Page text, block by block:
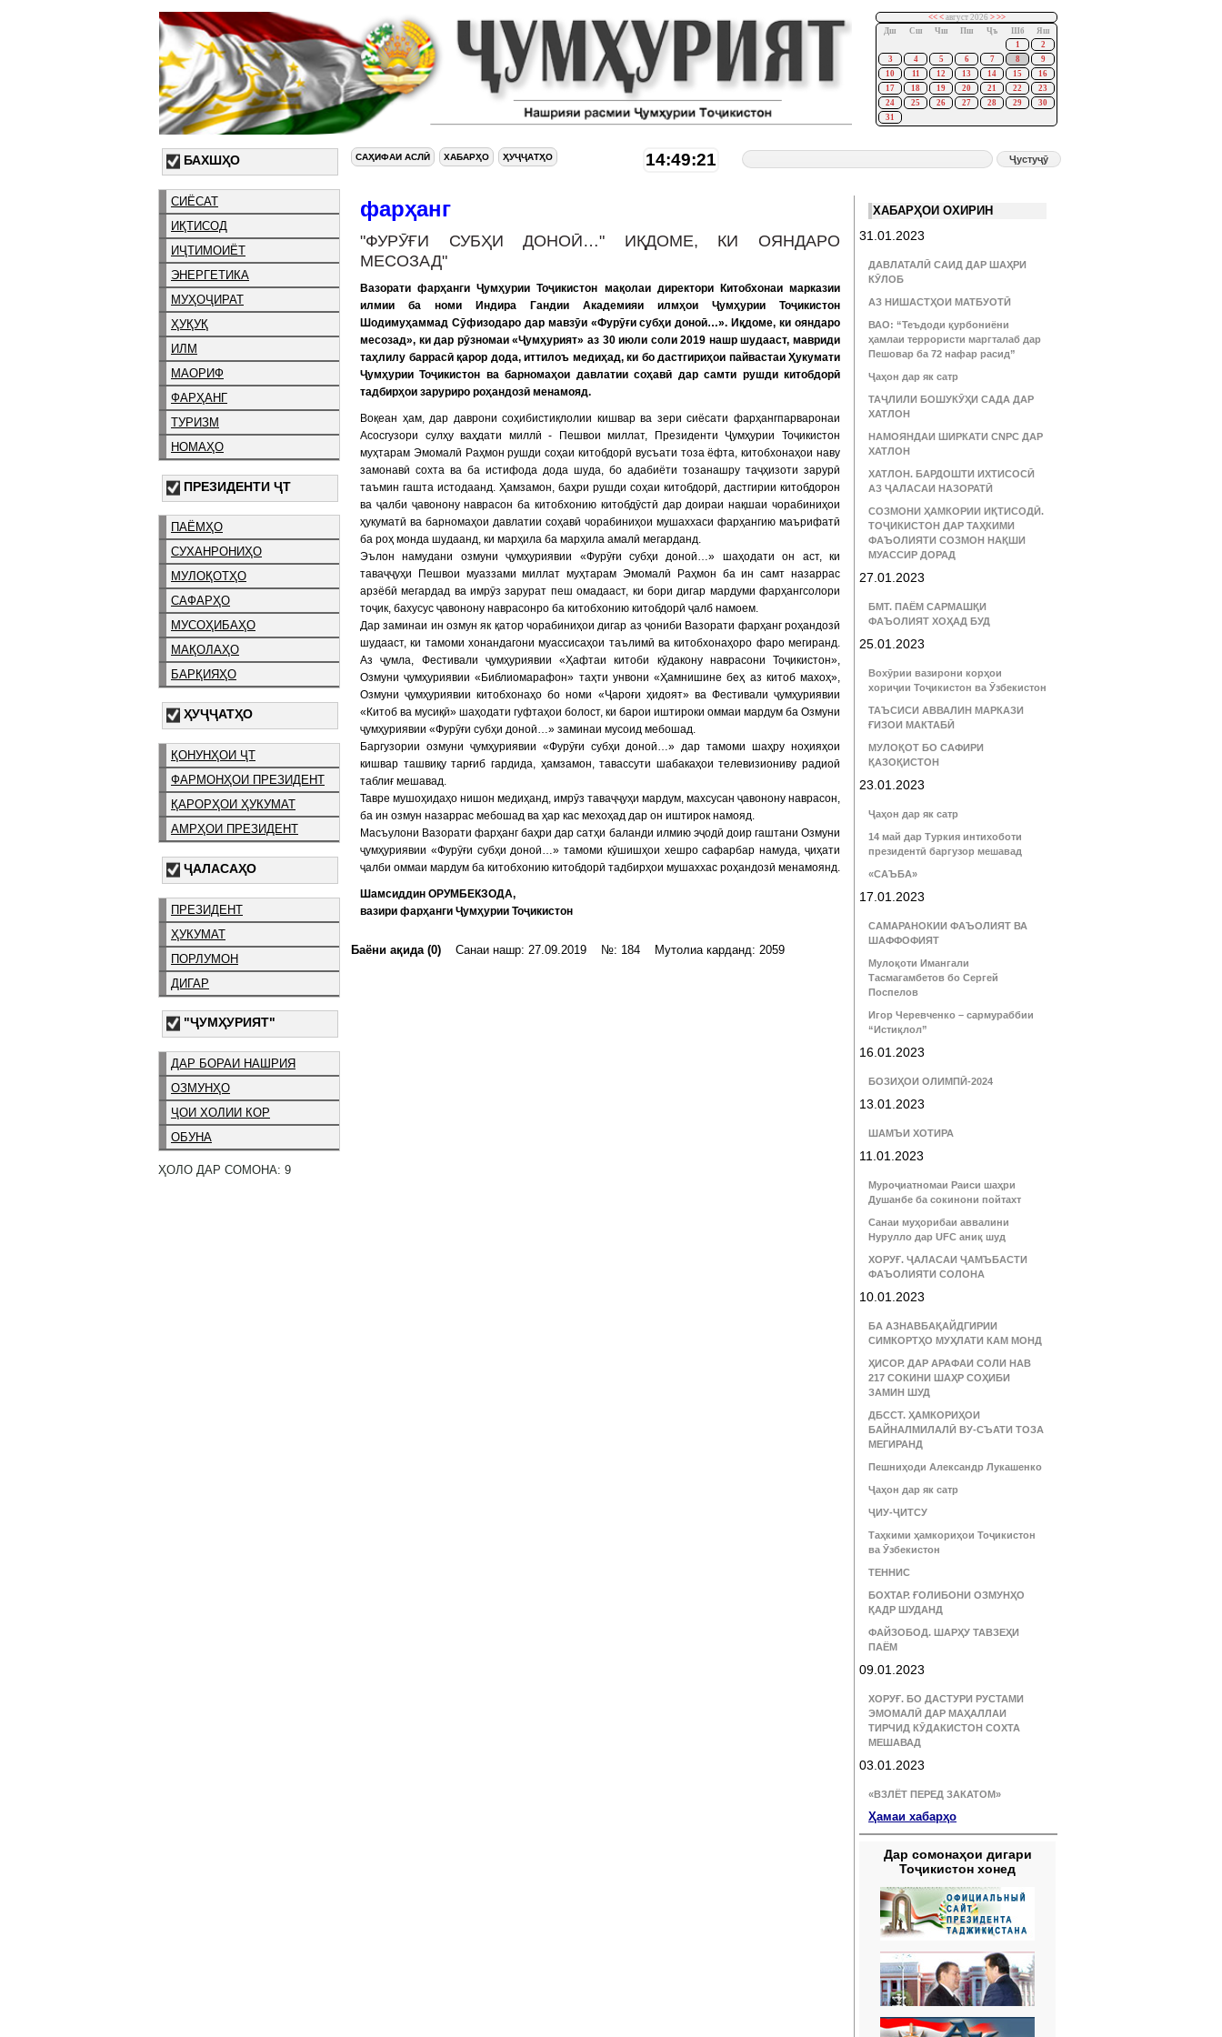
<< <август 2026 > >>
Дш
Сш Чш Пш Ҷъ Шб
Яш
1
2
3
4 5 6 7 8
9
10
11 12 13 14 15
16
17
18 19 20 21 22
23
24
25 26 27 28 29
30
31
БАХШҲО
СИЁСАТ
ИҚТИСОД
ИҶТИМОИЁТ
ЭНЕРГЕТИКА
МУҲОҶИРАТ
ҲУҚУҚ
ИЛМ
МАОРИФ
ФАРҲАНГ
ТУРИЗМ
НОМАҲО
ПРЕЗИДЕНТИ ҶТ
ПАЁМҲО
СУХАНРОНИҲО
МУЛОҚОТҲО
САФАРҲО
МУСОҲИБАҲО
МАҚОЛАҲО
БАРҚИЯҲО
ҲУҶҶАТҲО
ҚОНУНҲОИ ҶТ
ФАРМОНҲОИ ПРЕЗИДЕНТ
ҚАРОРҲОИ ҲУКУМАТ
АМРҲОИ ПРЕЗИДЕНТ
ҶАЛАСАҲО
ПРЕЗИДЕНТ
ҲУКУМАТ
ПОРЛУМОН
ДИГАР
"ҶУМҲУРИЯТ"
ДАР БОРАИ НАШРИЯ
ОЗМУНҲО
ҶОИ ХОЛИИ КОР
ОБУНА
ҲОЛО ДАР СОМОНА: 9
САҲИФАИ АСЛӢ ХАБАРҲО ҲУҶҶАТҲО 14:49:22
фарҳанг
"ФУРӮҒИ СУБҲИ ДОНОӢ…" ИҚДОМЕ, КИ ОЯНДАРО
МЕСОЗАД"
Вазорати фарҳанги Ҷумҳурии Тоҷикистон мақолаи директори Китобхонаи марказии
илмии ба номи Индира Гандии Академияи илмҳои Ҷумҳурии Тоҷикистон
Шодимуҳаммад Сӯфизодаро дар мавзӯи «Фурӯғи субҳи доноӣ…». Иқдоме, ки ояндаро
месозад», ки дар рӯзномаи «Ҷумҳурият» аз 30 июли соли 2019 нашр шудааст, мавриди
таҳлилу баррасӣ қарор дода, иттилоъ медиҳад, ки бо дастгириҳои пайвастаи Ҳукумати
Ҷумҳурии Тоҷикистон ва барномаҳои давлатии соҳавӣ дар самти рушди китобдорӣ
тадбирҳои заруриро роҳандозӣ менамояд.
Воқеан ҳам, дар даврони соҳибистиқлолии кишвар ва зери сиёсати фарҳангпарваронаи
Асосгузори сулҳу ваҳдати миллӣ - Пешвои миллат, Президенти Ҷумҳурии Тоҷикистон
муҳтарам Эмомалӣ Раҳмон рушди соҳаи китобдорӣ вусъати тоза ёфта, китобхонаҳои наву
замонавӣ сохта ва ба истифода дода шуда, бо адабиёти тозанашру таҷҳизоти зарурӣ
таъмин гашта истодаанд. Ҳамзамон, баҳри рушди соҳаи китобдорӣ, дастгирии китобдорон
ва ҷалби ҷавонону наврасон ба китобхонию китобдӯстӣ дар доираи нақшаи чорабиниҳои
ҳукуматӣ ва барномаҳои давлатии соҳавӣ чорабиниҳои мушаххаси фарҳангию маърифатӣ
ба роҳ монда шудаанд, ки марҳила ба марҳила амалӣ мегарданд.
Эълон намудани озмуни ҷумҳуриявии «Фурӯғи субҳи доноӣ…» шаҳодати он аст, ки
таваҷҷуҳи Пешвои муаззами миллат муҳтарам Эмомалӣ Раҳмон ба ин самт назаррас
арзёбӣ мегардад ва имрӯз зарурат пеш омадааст, ки бори дигар мардуми фарҳангсолори
тоҷик, бахусус ҷавонону наврасонро ба китобхонию китобдорӣ ҷалб намоем.
Дар заминаи ин озмун як қатор чорабиниҳои дигар аз ҷониби Вазорати фарҳанг роҳандозӣ
шудааст, ки тамоми хонандагони муассисаҳои таълимӣ ва китобхонаҳоро фаро мегиранд.
Аз ҷумла, Фестивали ҷумҳуриявии «Ҳафтаи китоби кӯдакону наврасони Тоҷикистон»,
Озмуни ҷумҳуриявии «Библиомарафон» таҳти унвони «Ҳамнишине беҳ аз китоб махоҳ»,
Озмуни ҷумҳуриявии китобхонаҳо бо номи «Ҷароғи ҳидоят» ва Фестивали ҷумҳуриявии
«Китоб ва мусиқӣ» шаҳодати гуфтаҳои болост, ки барои иштироки оммаи мардум ба Озмуни
ҷумҳуриявии «Фурӯғи субҳи доноӣ…» заминаи мусоид мебошад.
Баргузории озмуни ҷумҳуриявии «Фурӯғи субҳи доноӣ…» дар тамоми шаҳру ноҳияҳои
кишвар ташвиқу тарғиб гардида, ҳамзамон, тавассути шабакаҳои телевизиониву радиоӣ
таблиғ мешавад.
Тавре мушоҳидаҳо нишон медиҳанд, имрӯз таваҷҷуҳи мардум, махсусан ҷавонону наврасон,
ба ин озмун назаррас мебошад ва ҳар кас мехоҳад дар он иштирок намояд.
Масъулони Вазорати фарҳанг баҳри дар сатҳи баланди илмию эҷодӣ доир гаштани Озмуни
ҷумҳуриявии «Фурӯғи субҳи доноӣ…» тамоми кӯшишҳои хешро сафарбар намуда, ҷиҳати
ҷалби оммаи мардум ба китобхонию китобдорӣ тадбирҳои мушаххас роҳандозӣ менамоянд.
Шамсиддин ОРУМБЕКЗОДА,
вазири фарҳанги Ҷумҳурии Тоҷикистон
Баёни ақида (0) Санаи нашр: 27.09.2019 №: 184 Мутолиа карданд: 2059
ХАБАРҲОИ ОХИРИН
31.01.2023
ДАВЛАТАЛӢ САИД ДАР ШАҲРИ
КӮЛОБ
АЗ НИШАСТҲОИ МАТБУОТӢ
ВАО: “Теъдоди қурбониёни
ҳамлаи террористи маргталаб дар
Пешовар ба 72 нафар расид”
Ҷаҳон дар як сатр
ТАҶЛИЛИ БОШУКӮҲИ САДА ДАР
ХАТЛОН
НАМОЯНДАИ ШИРКАТИ CNPC ДАР
ХАТЛОН
ХАТЛОН. БАРДОШТИ ИХТИСОСӢ
АЗ ҶАЛАСАИ НАЗОРАТӢ
СОЗМОНИ ҲАМКОРИИ ИҚТИСОДӢ.
ТОҶИКИСТОН ДАР ТАҲКИМИ
ФАЪОЛИЯТИ СОЗМОН НАҚШИ
МУАССИР ДОРАД
27.01.2023
БМТ. ПАЁМ САРМАШҚИ
ФАЪОЛИЯТ ХОҲАД БУД
25.01.2023
Вохӯрии вазирони корҳои
хориҷии Тоҷикистон ва Ӯзбекистон
ТАЪСИСИ АВВАЛИН МАРКАЗИ
ҒИЗОИ МАКТАБӢ
МУЛОҚОТ БО САФИРИ
ҚАЗОҚИСТОН
23.01.2023
Ҷаҳон дар як сатр
14 май дар Туркия интихоботи
президентӣ баргузор мешавад
«САЪБА»
17.01.2023
САМАРАНОКИИ ФАЪОЛИЯТ ВА
ШАФФОФИЯТ
Мулоқоти Имангали
Тасмагамбетов бо Сергей
Поспелов
Игор Черевченко – сармураббии
“Истиқлол”
16.01.2023
БОЗИҲОИ ОЛИМПӢ-2024
13.01.2023
ШАМЪИ ХОТИРА
11.01.2023
Муроҷиатномаи Раиси шаҳри
Душанбе ба сокинони пойтахт
Санаи муҳорибаи аввалини
Нурулло дар UFC аниқ шуд
ХОРУҒ. ҶАЛАСАИ ҶАМЪБАСТИ
ФАЪОЛИЯТИ СОЛОНА
10.01.2023
БА АЗНАВБАҚАЙДГИРИИ
СИМКОРТҲО МУҲЛАТИ КАМ МОНД
ҲИСОР. ДАР АРАФАИ СОЛИ НАВ
217 СОКИНИ ШАҲР СОҲИБИ
ЗАМИН ШУД
ДБССТ. ҲАМКОРИҲОИ
БАЙНАЛМИЛАЛӢ ВУ-СЪАТИ ТОЗА
МЕГИРАНД
Пешниҳоди Александр Лукашенко
Ҷаҳон дар як сатр
ҶИУ-ҶИТСУ
Таҳкими ҳамкориҳои Тоҷикистон
ва Ӯзбекистон
ТЕННИС
БОХТАР. ҒОЛИБОНИ ОЗМУНҲО
ҚАДР ШУДАНД
ФАЙЗОБОД. ШАРҲУ ТАВЗЕҲИ
ПАЁМ
09.01.2023
ХОРУҒ. БО ДАСТУРИ РУСТАМИ
ЭМОМАЛӢ ДАР МАҲАЛЛАИ
ТИРЧИД КӮДАКИСТОН СОХТА
МЕШАВАД
03.01.2023
«ВЗЛЁТ ПЕРЕД ЗАКАТОМ»
Ҳамаи хабарҳо
Дар сомонаҳои дигари
Тоҷикистон хонед